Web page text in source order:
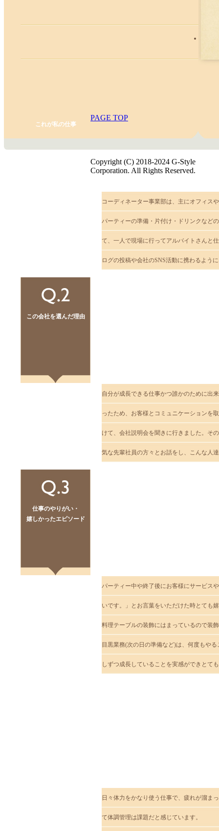
これが私の仕事
コーディネーター事業部は、主にオフィス
パーティーの準備・片付け・ドリンクなど
て、一人で現場に行ってアルバイトさんと
ログの投稿や会社のSNS活動に携わるよう
この会社を選んだ理由
自分が成長できる仕事かつ誰かのために出
ったため、お客様とコミュニケーションを
けて、会社説明会を聞きに行きました。そ
気な先輩社員の方々とお話をし、こんな人
仕事のやりがい・
嬉しかったエピソード
パーティー中や終了後にお客様にサービス
いです。」とお言葉をいただけた時とても
料理テーブルの装飾にはまっているので装
目黒業務(次の日の準備など)は、何度もや
しずつ成長していることを実感ができとて
日々体力をかなり使う仕事で、疲れが溜ま
て体調管理は課題だと感じています。
PAGE TOP
Copyright (C) 2018-2024 G-Style
Corporation. All Rights Reserved.